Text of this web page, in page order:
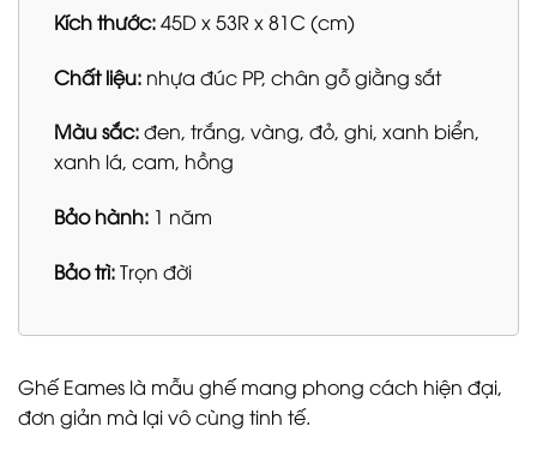
Kích thước:45D x 53R x 81C (cm)
Chất liệu: nhựa đúc PP, chân gỗ giằng sắt
Màu sắc:đen, trắng, vàng, đỏ, ghi, xanh biển,
xanh lá, cam, hồng
Bảo hành: 1 năm
Bảo trì:Trọn đời
Ghế Eames là mẫu ghế mang phong cách hiện đại,
đơn giản mà lại vô cùng tinh tế.